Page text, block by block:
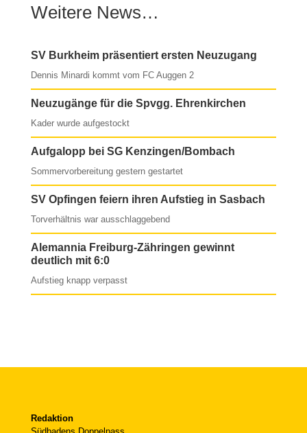
Weitere News…
SV Burkheim präsentiert ersten Neuzugang
Dennis Minardi kommt vom FC Auggen 2
Neuzugänge für die Spvgg. Ehrenkirchen
Kader wurde aufgestockt
Aufgalopp bei SG Kenzingen/Bombach
Sommervorbereitung gestern gestartet
SV Opfingen feiern ihren Aufstieg in Sasbach
Torverhältnis war ausschlaggebend
Alemannia Freiburg-Zähringen gewinnt
deutlich mit 6:0
Aufstieg knapp verpasst
Redaktion